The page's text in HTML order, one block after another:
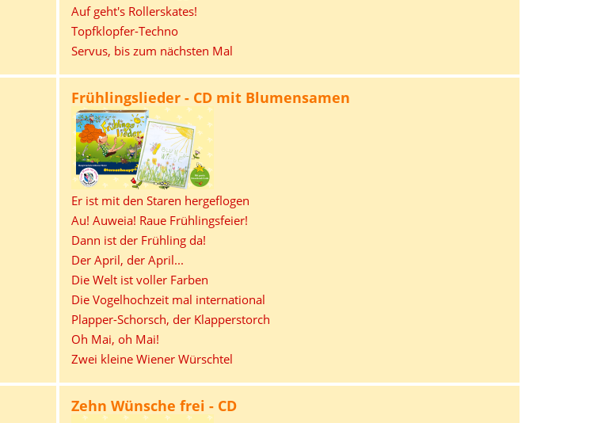
Auf geht's Rollerskates!
Topfklopfer-Techno
Servus, bis zum nächsten Mal
Frühlingslieder - CD mit Blumensamen
Er ist mit den Staren hergeflogen
Au! Auweia! Raue Frühlingsfeier!
Dann ist der Frühling da!
Der April, der April...
Die Welt ist voller Farben
Die Vogelhochzeit mal international
Plapper-Schorsch, der Klapperstorch
Oh Mai, oh Mai!
Zwei kleine Wiener Würschtel
Zehn Wünsche frei - CD